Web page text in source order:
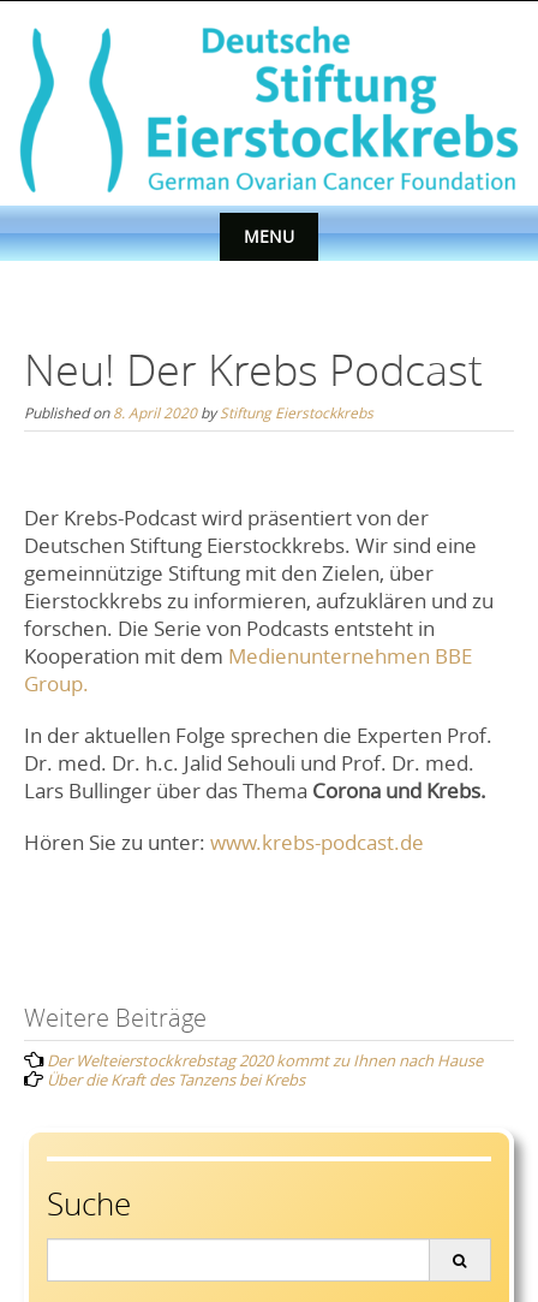
content
MENU
Neu! Der Krebs Podcast
Published on8. April 2020byStiftung Eierstockkrebs
Der Krebs-Podcast wird präsentiert von der
Deutschen Stiftung Eierstockkrebs. Wir sind eine
gemeinnützige Stiftung mit den Zielen, über
Eierstockkrebs zu informieren, aufzuklären und zu
forschen. Die Serie von Podcasts entsteht in
Kooperation mit dem Medienunternehmen BBE
Group.
In der aktuellen Folge sprechen die Experten Prof.
Dr. med. Dr. h.c. Jalid Sehouli und Prof. Dr. med.
Lars Bullinger über das Thema Corona und Krebs.
Hören Sie zu unter: www.krebs-podcast.de
Post
navigation
Weitere Beiträge
Der Welteierstockkrebstag 2020 kommt zu Ihnen nach Hause
Über die Kraft des Tanzens bei Krebs
Suche